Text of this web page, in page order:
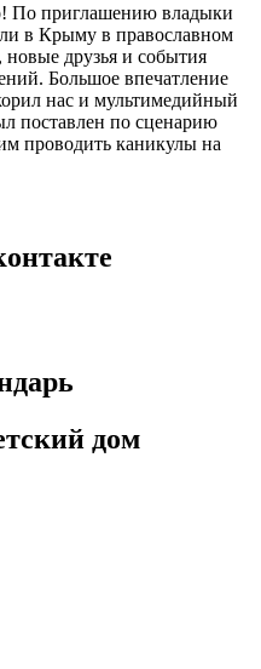
По приглашению владыки
в Крыму в православном
друзья и события
Большое впечатление
нас и мультимедийный
поставлен по сценарию
проводить каникулы на
дом